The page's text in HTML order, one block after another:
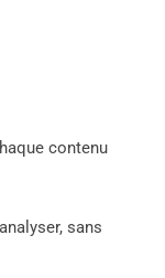
contenu
sans